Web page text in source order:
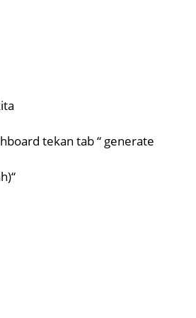
tekan tab “ generate